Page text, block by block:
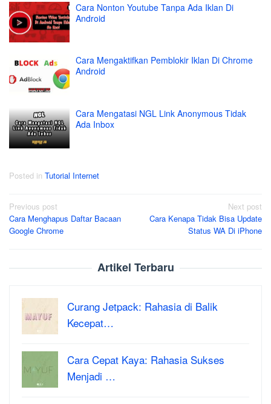
Cara Nonton Youtube Tanpa Ada Iklan Di
Android
Cara Mengaktifkan Pemblokir Iklan Di Chrome
Android
Cara Mengatasi NGL Link Anonymous Tidak
Ada Inbox
Posted in Tutorial Internet
Post
navigation
Previous post
Cara Menghapus Daftar Bacaan
Google Chrome
Next post
Cara Kenapa Tidak Bisa Update
Status WA Di iPhone
Artikel Terbaru
Curang Jetpack: Rahasia di Balik
Kecepat…
Cara Cepat Kaya: Rahasia Sukses
Menjadi …